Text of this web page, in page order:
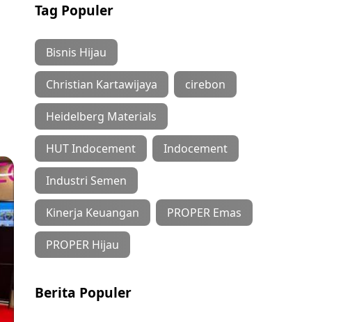
Tag Populer
Bisnis Hijau
Christian Kartawijaya cirebon
Heidelberg Materials
HUT Indocement Indocement
Industri Semen
Kinerja Keuangan PROPER Emas
PROPER Hijau
Berita Populer